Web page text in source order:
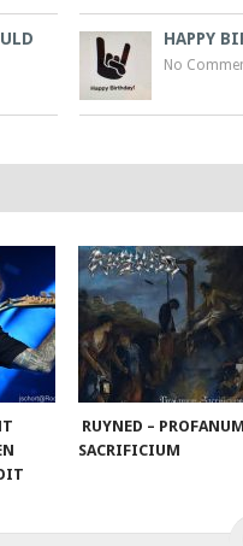
HAPPY
No
RUYNED – PROFANUM
SACRIFICIUM